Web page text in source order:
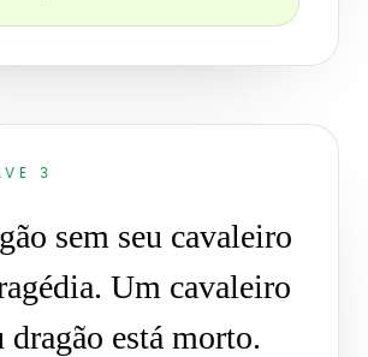
3
sem seu cavaleiro
Um cavaleiro
dragão está morto.